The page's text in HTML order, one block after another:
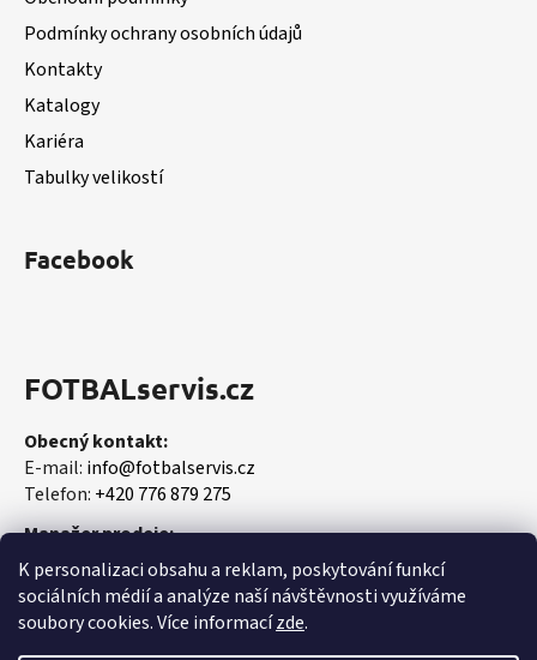
K personalizaci obsahu a reklam, poskytování funkcí
sociálních médií a analýze naší návštěvnosti využíváme
soubory cookies. Více informacízde.
Podmínky ochrany osobních údajů
Kontakty
Katalogy
Kariéra
Tabulky velikostí
Facebook
FOTBALservis.cz
Obecný kontakt:
E-mail: info@fotbalservis.cz
Telefon: +420 776 879 275
Manažer prodeje:
Martin Vališ
Mobil:+420 606 657 244